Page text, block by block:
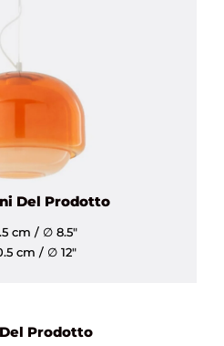
Del Prodotto
cm / ∅ 8.5″
cm / ∅ 12″
Prodotto